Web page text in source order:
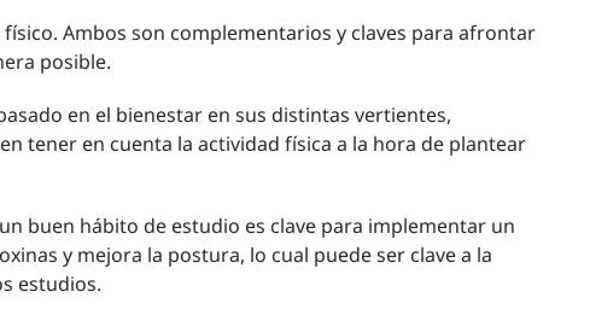
Ambos son complementarios y claves para afrontar
posible.
en el bienestar en sus distintas vertientes,
tener en cuenta la actividad física a la hora de plantear
buen hábito de estudio es clave para implementar un
y mejora la postura, lo cual puede ser clave a la
estudios.